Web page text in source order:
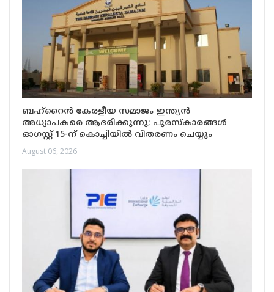
ബഹ്‌റൈൻ കേരളീയ സമാജം ഇന്ത്യൻ
അധ്യാപകരെ ആദരിക്കുന്നു; പുരസ്‌കാരങ്ങൾ
ഓഗസ്റ്റ് 15-ന് കൊച്ചിയിൽ വിതരണം ചെയ്യും
August 06, 2026